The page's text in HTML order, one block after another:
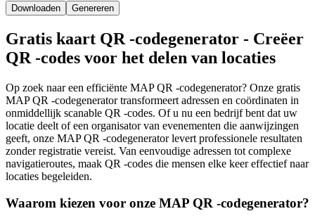
Downloaden Genereren
Gratis kaart QR -codegenerator - Creëer
QR -codes voor het delen van locaties
Op zoek naar een efficiënte MAP QR -codegenerator? Onze gratis
MAP QR -codegenerator transformeert adressen en coördinaten in
onmiddellijk scanable QR -codes. Of u nu een bedrijf bent dat uw
locatie deelt of een organisator van evenementen die aanwijzingen
geeft, onze MAP QR -codegenerator levert professionele resultaten
zonder registratie vereist. Van eenvoudige adressen tot complexe
navigatieroutes, maak QR -codes die mensen elke keer effectief naar
locaties begeleiden.
Waarom kiezen voor onze MAP QR -codegenerator?